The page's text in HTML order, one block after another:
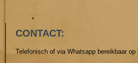
CONTACT:
Telefonisch of via Whatsapp bereikbaar